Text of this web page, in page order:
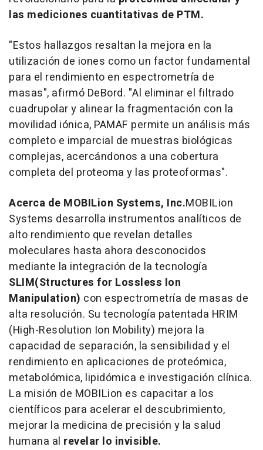
las mediciones cuantitativas de PTM.
"Estos hallazgos resaltan la mejora en la
utilización de iones como un factor fundamental
para el rendimiento en espectrometría de
masas", afirmó DeBord. "Al eliminar el filtrado
cuadrupolar y alinear la fragmentación con la
movilidad iónica, PAMAF permite un análisis más
completo e imparcial de muestras biológicas
complejas, acercándonos a una cobertura
completa del proteoma y las proteoformas".
Acerca de MOBILion Systems, Inc.MOBILion
Systems desarrolla instrumentos analíticos de
alto rendimiento que revelan detalles
moleculares hasta ahora desconocidos
mediante la integración de la tecnología
SLIM(Structures for Lossless Ion
Manipulation) con espectrometría de masas de
alta resolución. Su tecnología patentada HRIM
(High-Resolution Ion Mobility) mejora la
capacidad de separación, la sensibilidad y el
rendimiento en aplicaciones de proteómica,
metabolómica, lipidómica e investigación clínica.
La misión de MOBILion es capacitar a los
científicos para acelerar el descubrimiento,
mejorar la medicina de precisión y la salud
humana al revelar lo invisible.